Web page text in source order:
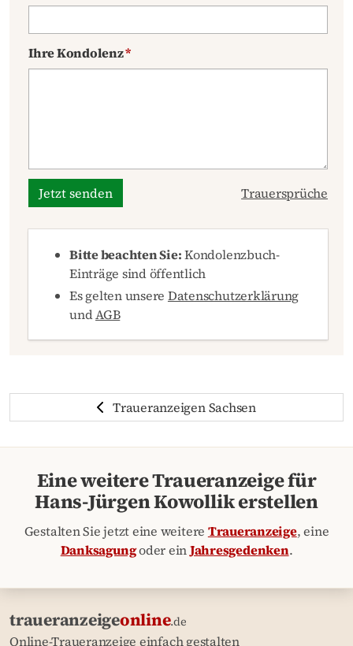
Ihre Kondolenz*
Jetzt senden Trauersprüche
Bitte beachten Sie:Kondolenzbuch-
Einträge sind öffentlich
Es gelten unsere Datenschutzerklärung
undAGB
Traueranzeigen Sachsen
Eine weitere Traueranzeige für
Hans-Jürgen Kowollik erstellen
Gestalten Sie jetzt eine weitere Traueranzeige, eine
Danksagungoder einJahresgedenken.
traueranzeigeonline.de
Online-Traueranzeige einfach gestalten